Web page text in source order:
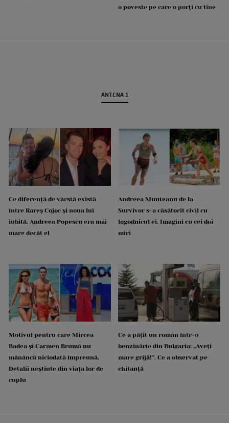
o poveste pe care o porți cu tine
ANTENA 1
Ce diferență de vârstă există
între Rareș Cojoc și noua lui
iubită. Andreea Popescu era mai
mare decât el
Andreea Munteanu de la
Survivor s-a căsătorit civil cu
logodnicul ei. Imagini cu cei doi
miri
Motivul pentru care Mircea
Badea și Carmen Brumă nu
mănâncă niciodată împreună.
Detalii neștiute din viața lor de
cuplu
Ce a pățit un român într-o
benzinărie din Bulgaria: „Aveți
mare grijă!”. Ce a observat pe
chitanță